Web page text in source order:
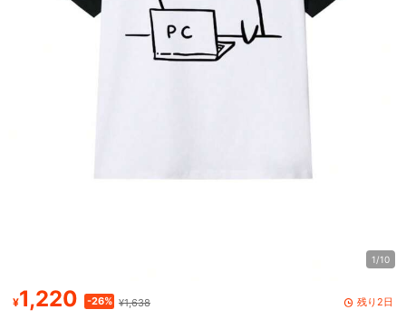
1/10
¥1,220 -26% ¥1,638 残り2日